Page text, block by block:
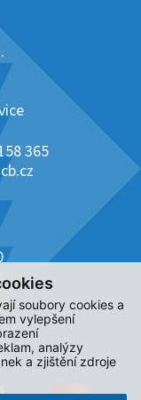
soubory cookies a
vylepšení
analýzy
a zjištění zdroje
365